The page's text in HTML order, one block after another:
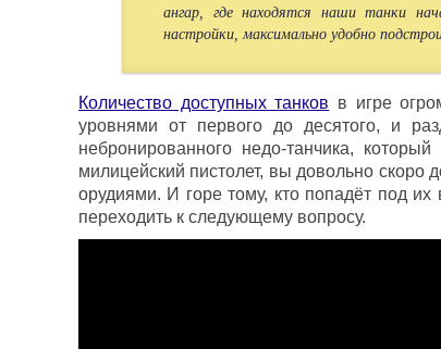
ангар, где находятся наши танки
настройки, максимально удобно
Количество доступных танков в игре
уровнями от первого до десятого, и
небронированного недо-танчика,
милицейский пистолет, вы довольно скоро
орудиями. И горе тому, кто попадёт под
переходить к следующему вопросу.